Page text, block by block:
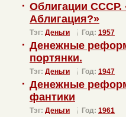
Облигации СССР.
Аблигация?»
Тэг: Деньги Год: 1957
Денежные
портянки.
Тэг: Деньги Год: 1947
Денежные
фантики
Тэг: Деньги Год: 1961